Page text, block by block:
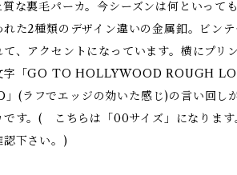
な裏毛パーカ。今シーズンは何といって
た2種類のデザイン違いの金属釦。ビンテ
、アクセントになっています。横にプリ
字「GO TO HOLLYWOOD ROUGH
(ラフでエッジの効いた感じ)の言い回し
です。( こちらは「00サイズ」になります
認下さい。)